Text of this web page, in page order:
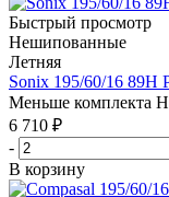
Быстрый просмотр
Нешипованные
Летняя
Sonix 195/60/16 89H
Меньше комплекта
6 710 ₽
-
В корзину